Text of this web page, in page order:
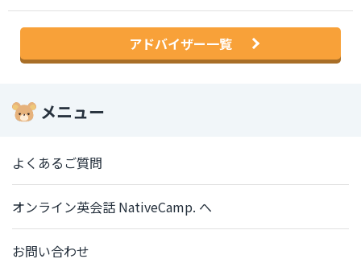
アドバイザー一覧
メニュー
よくあるご質問
オンライン英会話 NativeCamp. へ
お問い合わせ